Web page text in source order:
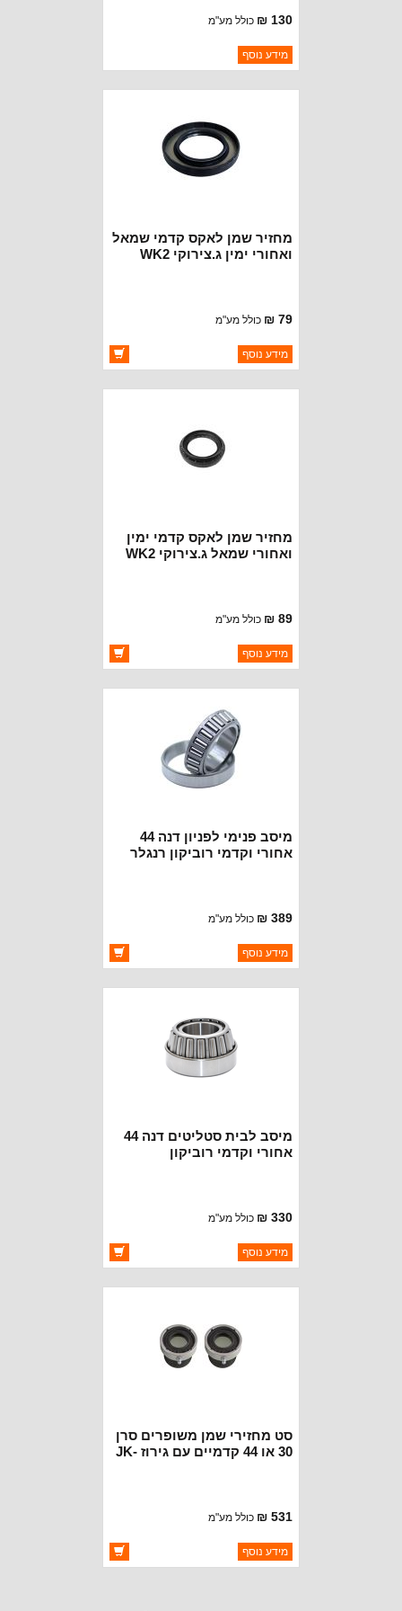
130 ₪ כולל מע"מ
ברקוד: 68396634AA
יצרן:CROWN AUTOMOTIVE
מידע נוסף
מחזיר שמן לאקס קדמי שמאל
ואחורי ימין ג.צירוקי WK2
79 ₪ כולל מע"מ
ברקוד: 68084185AA
יצרן:MOPAR CHRYSLER
מידע נוסף
מחזיר שמן לאקס קדמי ימין
ואחורי שמאל ג.צירוקי WK2
89 ₪ כולל מע"מ
ברקוד: 68084184AA
יצרן:MOPAR CHRYSLER
מידע נוסף
מיסב פנימי לפניון דנה 44
אחורי וקדמי רוביקון רנגלר
389 ₪ כולל מע"מ
ברקוד: KESTE4489-1LFT
יצרן:KOYO BEARINGS
מידע נוסף
מיסב לבית סטליטים דנה 44
אחורי וקדמי רוביקון
330 ₪ כולל מע"מ
ברקוד: ST-508022
יצרן:KOYO BEARINGS
מידע נוסף
סט מחזירי שמן משופרים סרן
30 או 44 קדמיים עם גירוז JK-
531 ₪ כולל מע"מ
ברקוד: MG21104
יצרן:MOTIVE GEAR
מידע נוסף